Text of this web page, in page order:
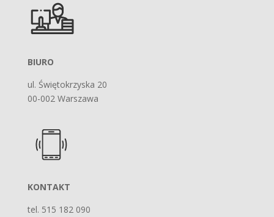
BIURO
ul. Świętokrzyska 20
00-002 Warszawa
KONTAKT
tel. 515 182 090